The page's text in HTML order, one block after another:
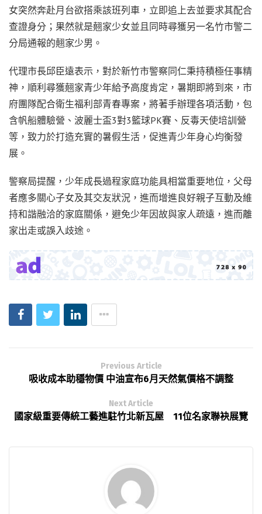
女突然奔赴月台欲搭乘該班列車，立即追上去並要求其配合
查證身分；果然就是翹家少女並且同時尋獲另一名竹市警二
分局通報的翹家少男。
代理市長邱臣遠表示，對於新竹市警察同仁秉持積極任事精
神，順利尋獲翹家青少年給予高度肯定，暑期即將到來，市
府團隊配合衛生福利部青春專案，將著手辦理各項活動，包
含帆船體驗營、波麗士盃3對3籃球PK賽、反毒天使培訓營
等，致力於打造充實的暑假生活，促進青少年身心均衡發
展。
警察局提醒，少年成長過程家庭功能具相當重要地位，父母
者應多關心子女及其交友狀況，進而增進良好親子互動及維
持和諧融洽的家庭關係，避免少年因故與家人疏遠，進而離
家出走或誤入歧途。
Previous Article
吸收成本助穩物價 中油宣布6月天然氣價格不調整
Next Article
國家級重要傳統工藝進駐竹北新瓦屋 11位名家聯袂展覽